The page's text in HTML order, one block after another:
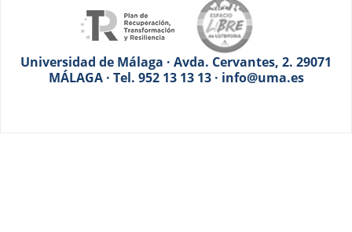
Universidad de Málaga · Avda. Cervantes, 2. 29071
MÁLAGA · Tel. 952 13 13 13 · info@uma.es